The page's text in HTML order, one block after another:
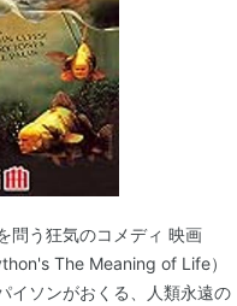
海 [DVD]
問う狂気のコメディ 映画
The Meaning of Life）
イソンがおくる、人類永遠の